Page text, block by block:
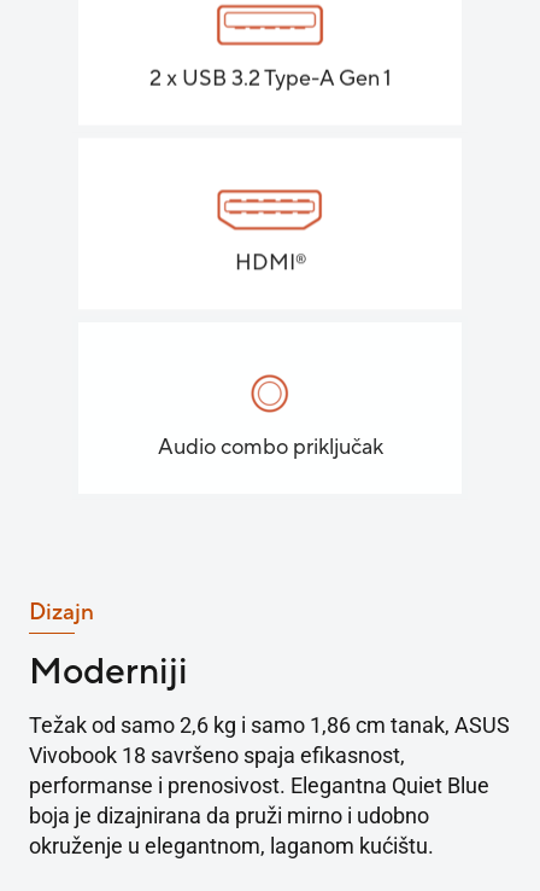
2 x USB 3.2 Type-A Gen 1
HDMI®
Audio combo priključak
Dizajn
Moderniji
Težak od samo 2,6 kg i samo 1,86 cm tanak, ASUS
Vivobook 18 savršeno spaja efikasnost,
performanse i prenosivost. Elegantna Quiet Blue
boja je dizajnirana da pruži mirno i udobno
okruženje u elegantnom, laganom kućištu.